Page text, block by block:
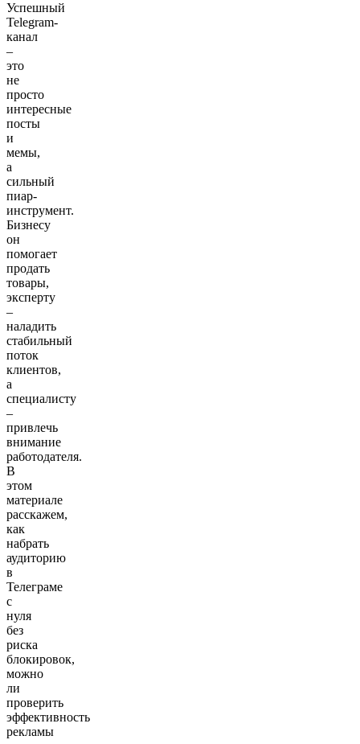
Успешный
Telegram-
канал
–
это
не
просто
интересные
посты
и
мемы,
а
сильный
пиар-
инструмент.
Бизнесу
он
помогает
продать
товары,
эксперту
–
наладить
стабильный
поток
клиентов,
а
специалисту
–
привлечь
внимание
работодателя.
В
этом
материале
расскажем,
как
набрать
аудиторию
в
Телеграме
с
нуля
без
риска
блокировок,
можно
ли
проверить
эффективность
рекламы